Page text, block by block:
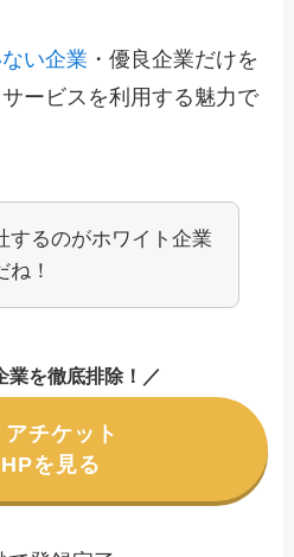
い企業 ・優良企業だけを
ービスを利用する魅力で
するのがホワイト企業
ね！
業を徹底排除！／
チケット
を見る